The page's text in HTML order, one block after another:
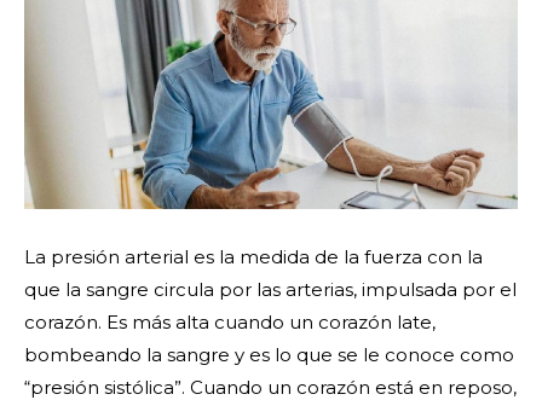
La presión arterial es la medida de la fuerza con la
que la sangre circula por las arterias, impulsada por el
corazón. Es más alta cuando un corazón late,
bombeando la sangre y es lo que se le conoce como
“presión sistólica”. Cuando un corazón está en reposo,